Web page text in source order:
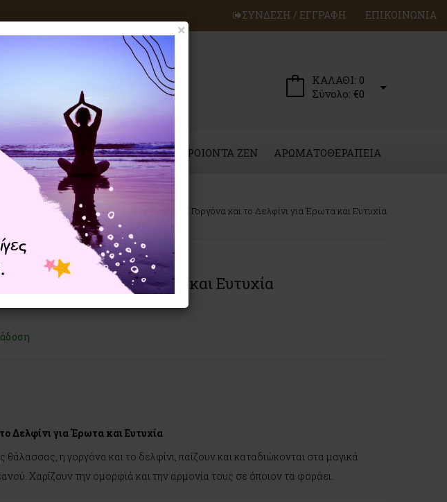
ΣΥΝΔΕΣΗ / ΕΓΓΡΑΦΗ ΕΠΙΚΟΙΝΩΝΙΑ
ΚΑΛΑΘΙ: 0
Σύνολο: €0
ΜΑΓΙΚΑ ΣΥΝΕΡΓΑ ΠΡΟΙΟΝΤΑ ZEN ΑΡΩΜΑΤΟΘΕΡΑΠΕΙΑ
Μυθικά - Μεσαιωνικά Η Γοργόνα και το Δελφίνι για Έρωτα και Ευτυχία
και το Δελφίνι για Έρωτα και Ευτυχία
Δελφίνι για Έρωτα και Ευτυχία
θάλασσας, η γοργόνα και το δελφίνι, παίζουν και καταδιώκονται στα μαγικά
Χαρίζουν την ομορφιά και την αρμονία τους σε όποιον τα φοράει.
×